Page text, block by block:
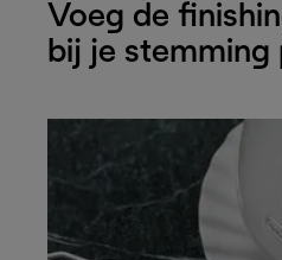
Voeg de
bij je stemming